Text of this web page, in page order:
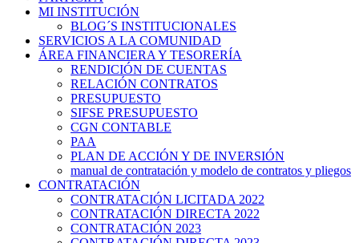
MI INSTITUCIÓN
BLOG´S INSTITUCIONALES
SERVICIOS A LA COMUNIDAD
ÁREA FINANCIERA Y TESORERÍA
RENDICIÓN DE CUENTAS
RELACIÓN CONTRATOS
PRESUPUESTO
SIFSE PRESUPUESTO
CGN CONTABLE
PAA
PLAN DE ACCIÓN Y DE INVERSIÓN
manual de contratación y modelo de contratos y pliegos
CONTRATACIÓN
CONTRATACIÓN LICITADA 2022
CONTRATACIÓN DIRECTA 2022
CONTRATACIÓN 2023